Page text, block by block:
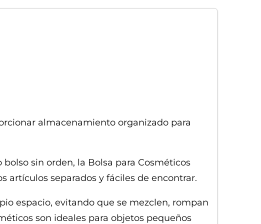
almacenamiento organizado para
sin orden, la Bolsa para Cosméticos
separados y fáciles de encontrar.
espacio, evitando que se mezclen, rompan
son ideales para objetos pequeños